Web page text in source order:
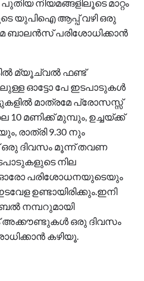
നിയമങ്ങളിലൂടെ മാറ്റം
യുപിഐ ആപ്പ് വഴി ഒരു
ബാലൻസ് പരിശോധിക്കാൻ
മ്യൂച്വൽ ഫണ്ട്
ഓട്ടോ പേ ഇടപാടുകൾ
മാത്രമേ പ്രോസസ്സ്
മണിക്ക് മുമ്പും, ഉച്ചയ്‌ക്ക്
രാത്രി 9.30 നും
ഒരു ദിവസം മൂന്ന് തവണ
നില
ഓരോ പരിശോധനയുടെയും
ഉണ്ടായിരിക്കും.ഇനി
നമ്പറുമായി
അക്കൗണ്ടുകൾ ഒരു ദിവസം
കഴിയൂ.